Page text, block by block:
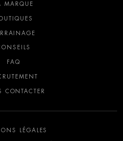
MARQUE
FAQ
CONTACTER
LÉGALES